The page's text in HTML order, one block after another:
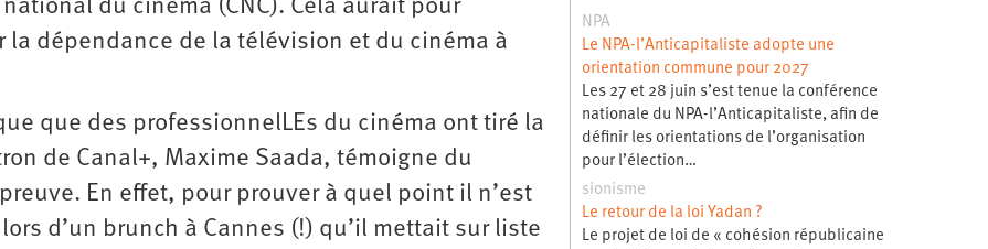
du cinéma (CNC). Cela aurait pour
dépendance de la télévision et du cinéma à
que des professionnelLEs du cinéma ont tiré la
de Canal+, Maxime Saada, témoigne du
En effet, pour prouver à quel point il n’est
d’un brunch à Cannes (!) qu’il mettait sur liste
NPA
Le NPA-l’Anticapitaliste adopte une
orientation commune pour 2027
Les 27 et 28 juin s’est tenue la conférence
nationale du NPA-l’Anticapitaliste, afin de
définir les orientations de l’organisation
pour l’élection…
sionisme
Le retour de la loi Yadan ?
Le projet de loi de « cohésion républicaine